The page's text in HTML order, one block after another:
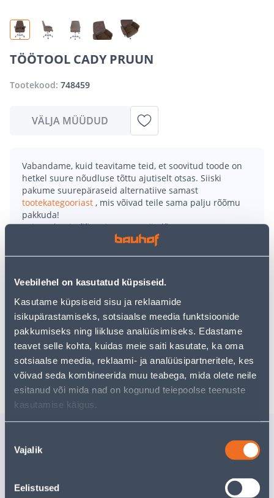
Veebilehel on kasutatud küpsiseid.
Kasutame küpsiseid sisu ja reklaamide
isikupärastamiseks, sotsiaalse meedia funktsioonide
pakkumiseks ning liikluse analüüsimiseks. Edastame
teavet selle kohta, kuidas meie saiti kasutate, ka oma
sotsiaalse meedia, reklaami- ja analüüsipartneritele, kes
võivad seda kombineerida muu teabega, mida olete neile
esitanud või mida nad on kogunud teiepoolse teenuste
kasutamise käigus.
valik
Vajalik
Eelistused
TÖÖTOOL CADY PRUUN
Tootekood: 748459
VÄLJA MÜÜDUD
Vabandame, kuid teavitame teid, et soovitud toode on
hetkel suure nõudluse tõttu ajutiselt otsas. Siiski
pakume suurepäraseid alternatiive samast
tootekategooriast , mis võivad teile sama palju rõõmu
pakkuda!
Teie ostlemisrõõm ei pea aga siin lõppema - oma
uurimistööd saate jätkata, naastes
• 14-päevane tagastusõigus.
• HANKIJA LAOST TELLITAV TOODE
Tarne pole võimalik
Tarne pole